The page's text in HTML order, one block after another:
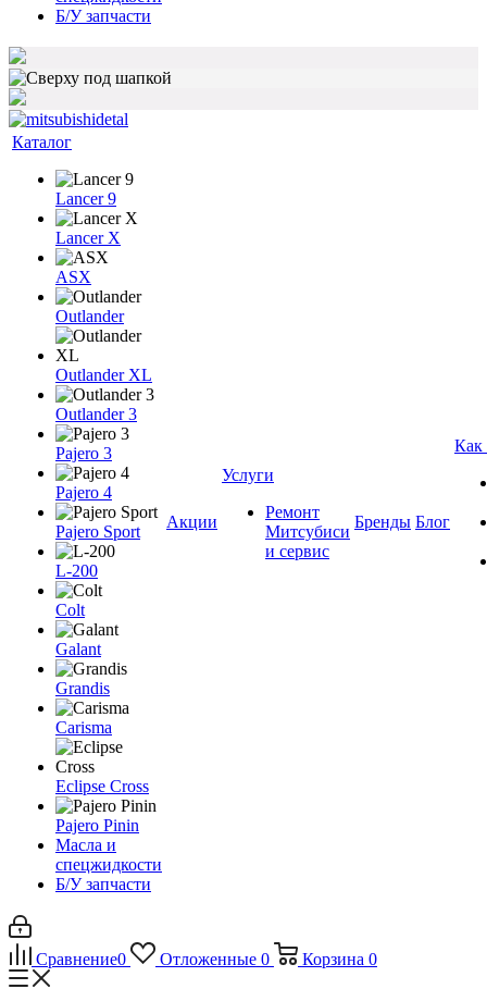
Б/У запчасти
Каталог
Lancer 9
Lancer X
ASX
Outlander
Outlander XL
Outlander 3
Pajero 3
Pajero 4
Pajero Sport
L-200
Colt
Galant
Grandis
Carisma
Eclipse Cross
Pajero Pinin
Масла и
спецжидкости
Б/У запчасти
Акции
Услуги
Ремонт
Митсубиси
и сервис
Бренды Блог
Как
Сравнение0 Отложенные 0 Корзина 0